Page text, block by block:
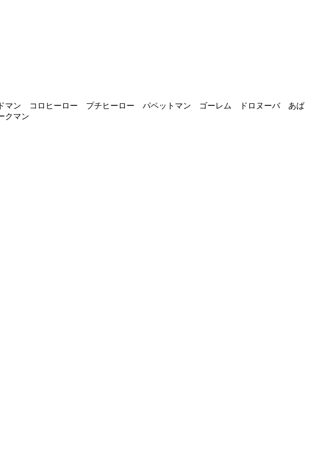
マン コロヒーロー プチヒーロー パペットマン ゴーレム ドロヌーバ あば
クマン